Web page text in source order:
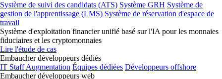
Système de suivi des candidats (ATS) Système GRH Système de
gestion de l'apprentissage (LMS) Système de réservation d'espace de
travail
Système d'exploitation financier unifié basé sur l'IA pour les monnaies
fiduciaires et les cryptomonnaies
Lire l'étude de cas
Embaucher développeurs dédiés
IT Staff Augmentation Équipes dédiées Développeurs offshore
Embaucher développeurs web